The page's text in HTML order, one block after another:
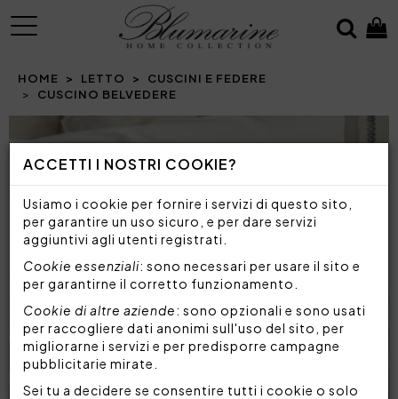
ACCETTI I NOSTRI COOKIE?
Usiamo i cookie per fornire i servizi di questo sito,
per garantire un uso sicuro, e per dare servizi
aggiuntivi agli utenti registrati.
Cookie essenziali: sono necessari per usare il sito e
per garantirne il corretto funzionamento.
Cookie di altre aziende: sono opzionali e sono usati
per raccogliere dati anonimi sull'uso del sito, per
migliorarne i servizi e per predisporre campagne
pubblicitarie mirate.
Sei tu a decidere se consentire tutti i cookie o solo
MENU
HOME LETTO
CUSCINI E FEDERE
CUSCINO BELVEDERE